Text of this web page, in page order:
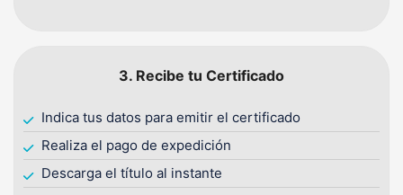
3. Recibe tu Certificado
Indica tus datos para emitir el certificado
Realiza el pago de expedición
Descarga el título al instante